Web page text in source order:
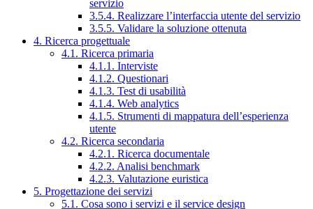
servizio
3.5.4. Realizzare l’interfaccia utente del servizio
3.5.5. Validare la soluzione ottenuta
4. Ricerca progettuale
4.1. Ricerca primaria
4.1.1. Interviste
4.1.2. Questionari
4.1.3. Test di usabilità
4.1.4. Web analytics
4.1.5. Strumenti di mappatura dell’esperienza
utente
4.2. Ricerca secondaria
4.2.1. Ricerca documentale
4.2.2. Analisi benchmark
4.2.3. Valutazione euristica
5. Progettazione dei servizi
5.1. Cosa sono i servizi e il service design